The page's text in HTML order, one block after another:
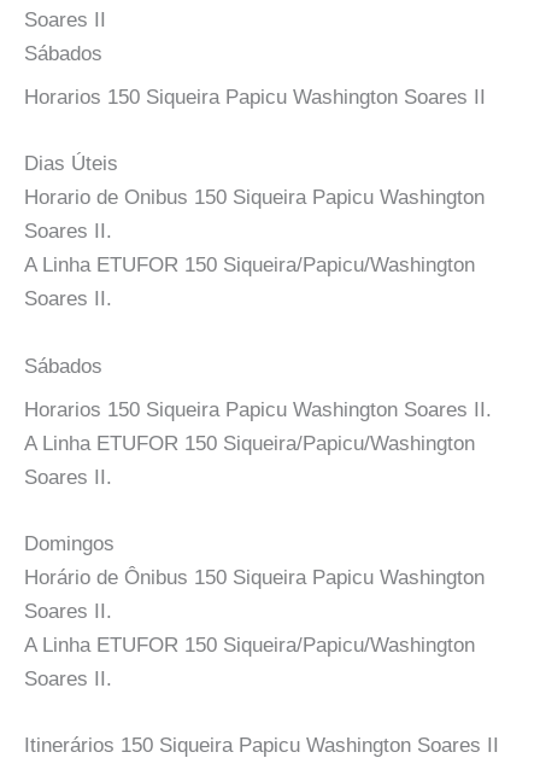
Soares II
Sábados
Horarios 150 Siqueira Papicu Washington Soares II
Dias Úteis
Horario de Onibus 150 Siqueira Papicu Washington
Soares II.
A Linha ETUFOR 150 Siqueira/Papicu/Washington
Soares II.
Sábados
Horarios 150 Siqueira Papicu Washington Soares II.
A Linha ETUFOR 150 Siqueira/Papicu/Washington
Soares II.
Domingos
Horário de Ônibus 150 Siqueira Papicu Washington
Soares II.
A Linha ETUFOR 150 Siqueira/Papicu/Washington
Soares II.
Itinerários 150 Siqueira Papicu Washington Soares II